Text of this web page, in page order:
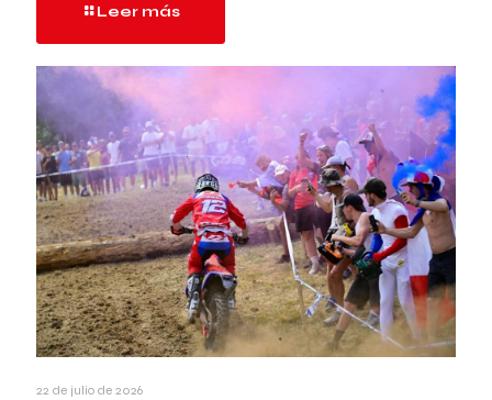
Leer más
22 de julio de 2026